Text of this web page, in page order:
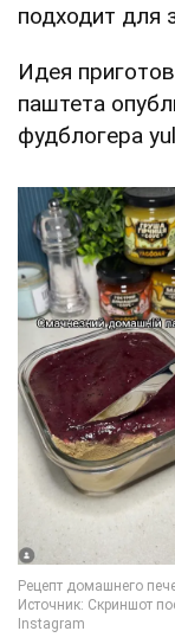
подходит для
Идея
паштета
фудблогера